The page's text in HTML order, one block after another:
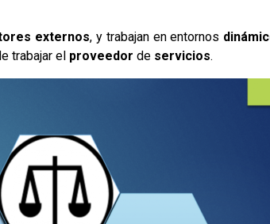
externos, y trabajan en entornos
trabajar el proveedor de servicios.